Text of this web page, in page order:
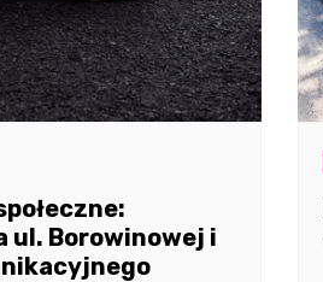
ul. Borowinowej i